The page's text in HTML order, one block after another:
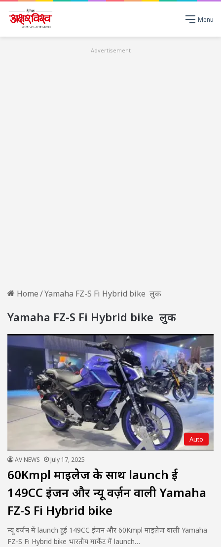
Menu
Advertisement
Home/Yamaha FZ-S Fi Hybrid bike लुक
Yamaha FZ-S Fi Hybrid bike लुक
Auto
AV NEWS July 17, 2025
60Kmpl माइलेज के साथ launch हुई
149CC इंजन और न्यू वर्ज़न वाली Yamaha
FZ-S Fi Hybrid bike
न्यू वर्ज़न में launch हुई 149CC इंजन और 60Kmpl माइलेज वाली Yamaha
FZ-S Fi Hybrid bike भारतीय मार्केट में launch…